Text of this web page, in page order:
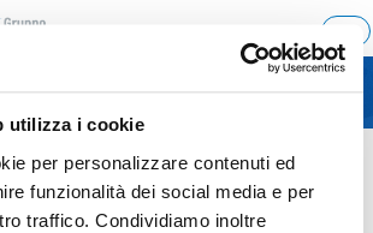
utilizza i cookie
per personalizzare contenuti ed
funzionalità dei social media e per
traffico. Condividiamo inoltre
Last update: 2015/09/08 8:43